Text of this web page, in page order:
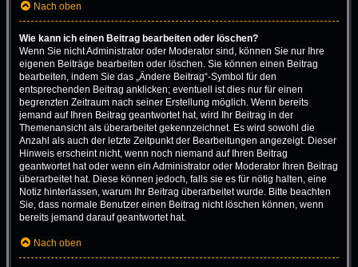
Nach oben
Wie kann ich einen Beitrag bearbeiten oder löschen?
Wenn Sie nicht Administrator oder Moderator sind, können Sie nur Ihre
eigenen Beiträge bearbeiten oder löschen. Sie können einen Beitrag
bearbeiten, indem Sie das „Ändere Beitrag“-Symbol für den
entsprechenden Beitrag anklicken; eventuell ist dies nur für einen
begrenzten Zeitraum nach seiner Erstellung möglich. Wenn bereits
jemand auf Ihren Beitrag geantwortet hat, wird Ihr Beitrag in der
Themenansicht als überarbeitet gekennzeichnet. Es wird sowohl die
Anzahl als auch der letzte Zeitpunkt der Bearbeitungen angezeigt. Dieser
Hinweis erscheint nicht, wenn noch niemand auf Ihren Beitrag
geantwortet hat oder wenn ein Administrator oder Moderator Ihren Beitrag
überarbeitet hat. Diese können jedoch, falls sie es für nötig halten, eine
Notiz hinterlassen, warum Ihr Beitrag überarbeitet wurde. Bitte beachten
Sie, dass normale Benutzer einen Beitrag nicht löschen können, wenn
bereits jemand darauf geantwortet hat.
Nach oben